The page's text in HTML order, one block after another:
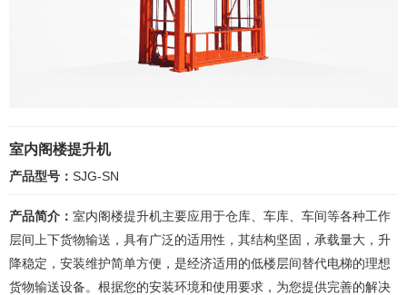
识
普
瑞
玛
系
室内阁楼提升机
产品型号： SJG-SN
产品简介： 室内阁楼提升机主要应用于仓库、车库、车间等各种工作
层间上下货物输送，具有广泛的适用性，其结构坚固，承载量大，升
降稳定，安装维护简单方便，是经济适用的低楼层间替代电梯的理想
货物输送设备。根据您的安装环境和使用要求，为您提供完善的解决